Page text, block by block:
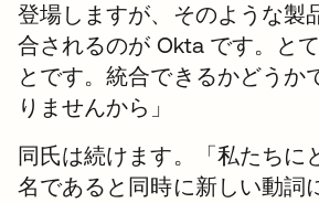
登場しますが、そのような製
合されるのが Okta です。と
とです。統合できるかどうか
りませんから」
同氏は続けます。「私たちに
名であると同時に新しい動詞